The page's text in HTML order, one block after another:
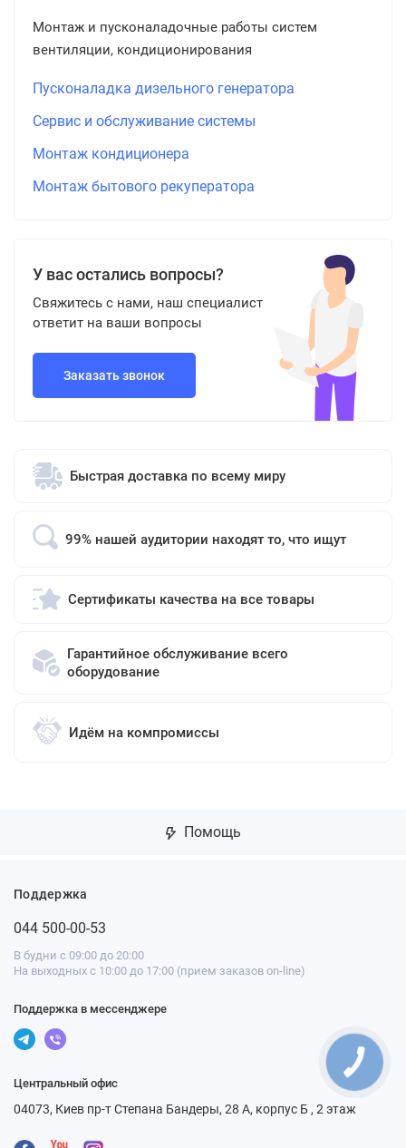
Монтаж и пусконаладочные работы систем
вентиляции, кондиционирования
Пусконаладка дизельного генератора
Сервис и обслуживание системы
Монтаж кондиционера
Монтаж бытового рекуператора
У вас остались вопросы?
Свяжитесь с нами, наш специалист
ответит на ваши вопросы
Заказать звонок
Быстрая доставка по всему миру
99% нашей аудитории находят то, что ищут
Сертификаты качества на все товары
Гарантийное обслуживание всего
оборудование
Идём на компромиссы
Помощь
Поддержка
044 500-00-53
В будни с 09:00 до 20:00
На выходных с 10:00 до 17:00 (прием заказов on-line)
Поддержка в мессенджере
Центральный офис
04073, Киев пр-т Степана Бандеры, 28 А, корпус Б , 2 этаж